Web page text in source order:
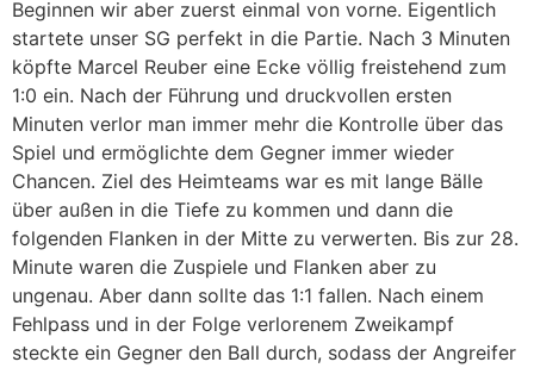
Beginnen wir aber zuerst einmal von vorne. Eigentlich
startete unser SG perfekt in die Partie. Nach 3 Minuten
köpfte Marcel Reuber eine Ecke völlig freistehend zum
1:0 ein. Nach der Führung und druckvollen ersten
Minuten verlor man immer mehr die Kontrolle über das
Spiel und ermöglichte dem Gegner immer wieder
Chancen. Ziel des Heimteams war es mit lange Bälle
über außen in die Tiefe zu kommen und dann die
folgenden Flanken in der Mitte zu verwerten. Bis zur 28.
Minute waren die Zuspiele und Flanken aber zu
ungenau. Aber dann sollte das 1:1 fallen. Nach einem
Fehlpass und in der Folge verlorenem Zweikampf
steckte ein Gegner den Ball durch, sodass der Angreifer